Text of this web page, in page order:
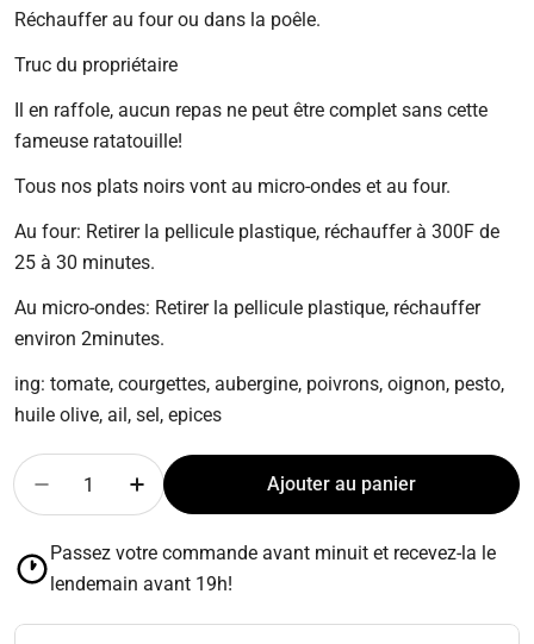
Réchauffer au four ou dans la poêle.
Truc du propriétaire
Il en raffole, aucun repas ne peut être complet sans cette
fameuse ratatouille!
Tous nos plats noirs vont au micro-ondes et au four.
Au four: Retirer la pellicule plastique, réchauffer à 300F de
25 à 30 minutes.
Au micro-ondes: Retirer la pellicule plastique, réchauffer
environ 2minutes.
ing: tomate, courgettes, aubergine, poivrons, oignon, pesto,
huile olive, ail, sel, epices
Quantité
Diminuer la quantité pour Ratatouille - 1 portion
Augmenter la quantité pour Ratatouille -
Ajouter au panier
Passez votre commande avant minuit et recevez-la le
lendemain avant 19h!